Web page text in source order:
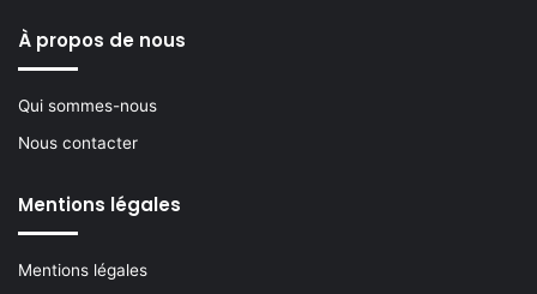
À propos de nous
Qui sommes-nous
Nous contacter
Mentions légales
Mentions légales